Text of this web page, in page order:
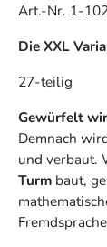
Art.-Nr. 1-
Die XXL
27-teilig
Gewürfelt
Demnach
und verbaut.
Turm baut,